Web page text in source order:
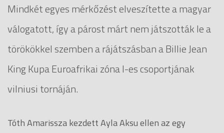
Mindkét egyes mérkőzést elveszítette a magyar
válogatott, így a párost márt nem játszották le a
törökökkel szemben a rájátszásban a Billie Jean
King Kupa Euroafrikai zóna I-es csoportjának
vilniusi tornáján.
Tóth Amarissza kezdett Ayla Aksu ellen az egy